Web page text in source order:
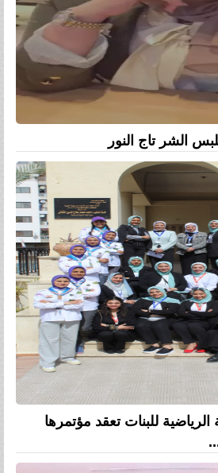
الشر تاج النور
الرياضية للبنات تعقد مؤتمرها